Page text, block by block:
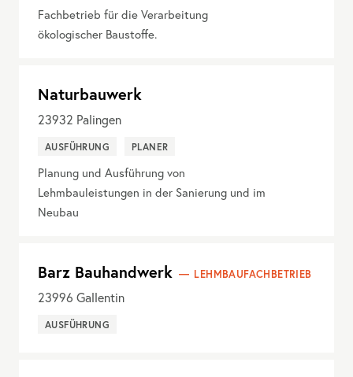
Fachbetrieb für die Verarbeitung
ökologischer Baustoffe.
Naturbauwerk
23932 Palingen
AUSFÜHRUNG PLANER
Planung und Ausführung von
Lehmbauleistungen in der Sanierung und im
Neubau
Barz Bauhandwerk LEHMBAUFACHBETRIEB
23996 Gallentin
AUSFÜHRUNG